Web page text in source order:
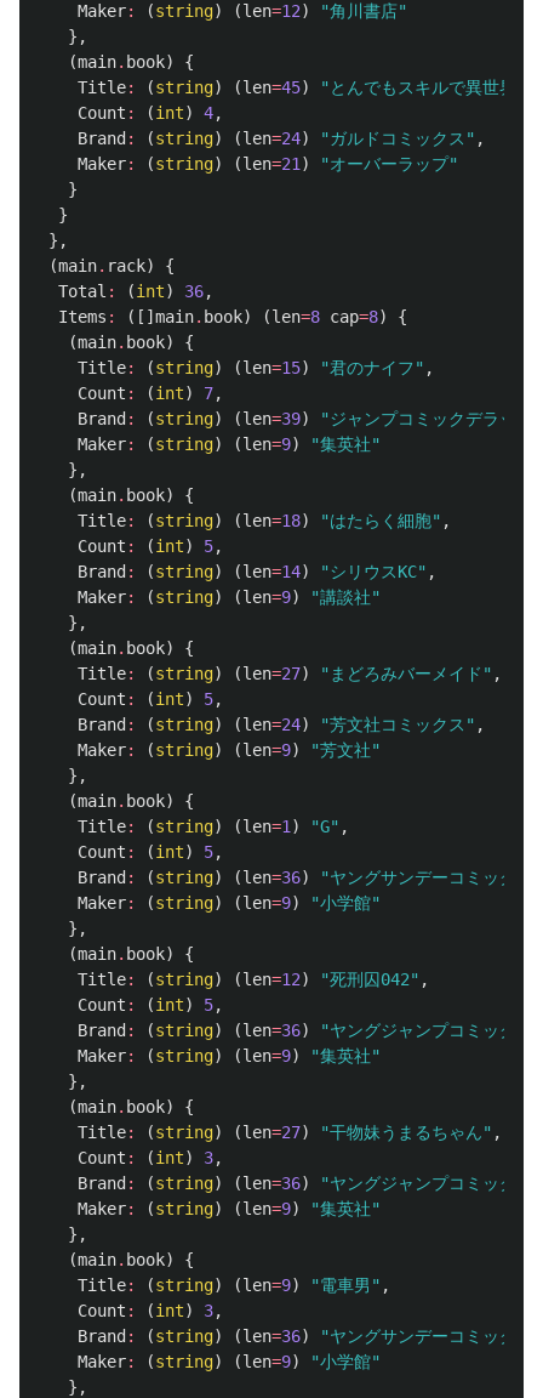
Maker: (string) (len=12)
"角川書店"
},
(main. book)
{
Title: (string) (len=45)
"とんでもスキルで異世界放
Count : (int) 4,
Brand : (string) (len=24) "ガルドコミックス" ,
Maker: (string) (len=21 )
"オーバーラップ"
}
}
},
(main. rack)
{
Total : (int) 36,
Items : ([] main. book) (len=8 cap=8)
{
(main. book)
{
Title: (string) (len=15) "君のナイフ" ,
Count : (int) 7,
Brand : (string) (len=39)
"ジャンプコミックデラック
Maker: (string) (len=9)
"集英社"
},
(main. book)
{
Title: (string) (len=18) "はたらく細胞" ,
Count : (int) 5,
Brand : (string) (len=14) "シリウスKC" ,
Maker: (string) (len=9)
"講談社"
},
(main. book)
{
Title: (string) (len=27) "まどろみバーメイド" ,
Count : (int) 5,
Brand : (string) (len=24) "芳文社コミックス" ,
Maker: (string) (len=9)
"芳文社"
},
(main. book)
{
Title: (string) (len=1 ) "G" ,
Count : (int) 5,
Brand : (string) (len=36)
"ヤングサンデーコミックス"
Maker: (string) (len=9)
"小学館"
},
(main. book)
{
Title: (string) (len=12) "死刑囚042" ,
Count : (int) 5,
Brand : (string) (len=36)
"ヤングジャンプコミックス"
Maker: (string) (len=9)
"集英社"
},
(main. book)
{
Title: (string) (len=27) "干物妹うまるちゃん" ,
Count : (int) 3,
Brand : (string) (len=36)
"ヤングジャンプコミックス"
Maker: (string) (len=9)
"集英社"
},
(main. book)
{
Title: (string) (len=9) "電車男" ,
Count : (int) 3,
Brand : (string) (len=36)
"ヤングサンデーコミックス"
Maker: (string) (len=9)
"小学館"
},